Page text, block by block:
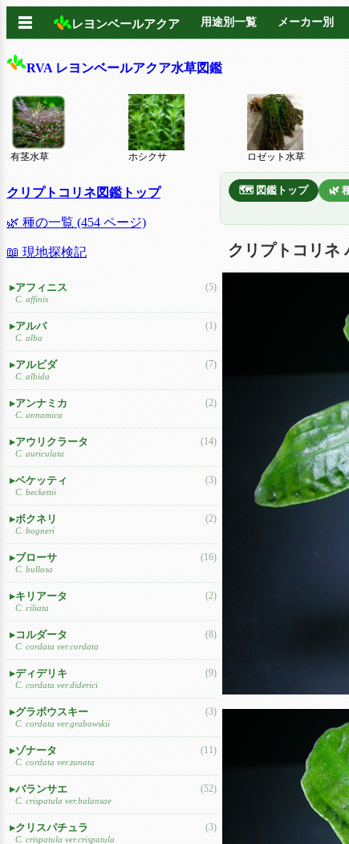
☰ レヨンベールアクア 用途別一覧 メーカー別
RVA レヨンベールアクア水草図鑑
有茎水草 ホシクサ ロゼット水草
🗺️ 図鑑トップ 🌿
クリプトコリネ
クリプトコリネ図鑑トップ
🌿 種の一覧 (454 ページ)
📖 現地探検記
アフィニス
C. affinis
(5)
アルバ
C. alba
(1)
アルビダ
C. albida
(7)
アンナミカ
C. annamica
(2)
アウリクラータ
C. auriculata
(14)
ベケッティ
C. beckettii
(3)
ボクネリ
C. bogneri
(2)
ブローサ
C. bullosa
(16)
キリアータ
C. ciliata
(2)
コルダータ
C. cordata ver.cordata
(8)
ディデリキ
C. cordata ver.diderici
(9)
グラボウスキー
C. cordata ver.grabowskii
(3)
ゾナータ
C. cordata ver.zonata
(11)
バランサエ
C. crispatula ver.balansae
(52)
クリスパチュラ
C. crispatula ver.crispatula
(3)